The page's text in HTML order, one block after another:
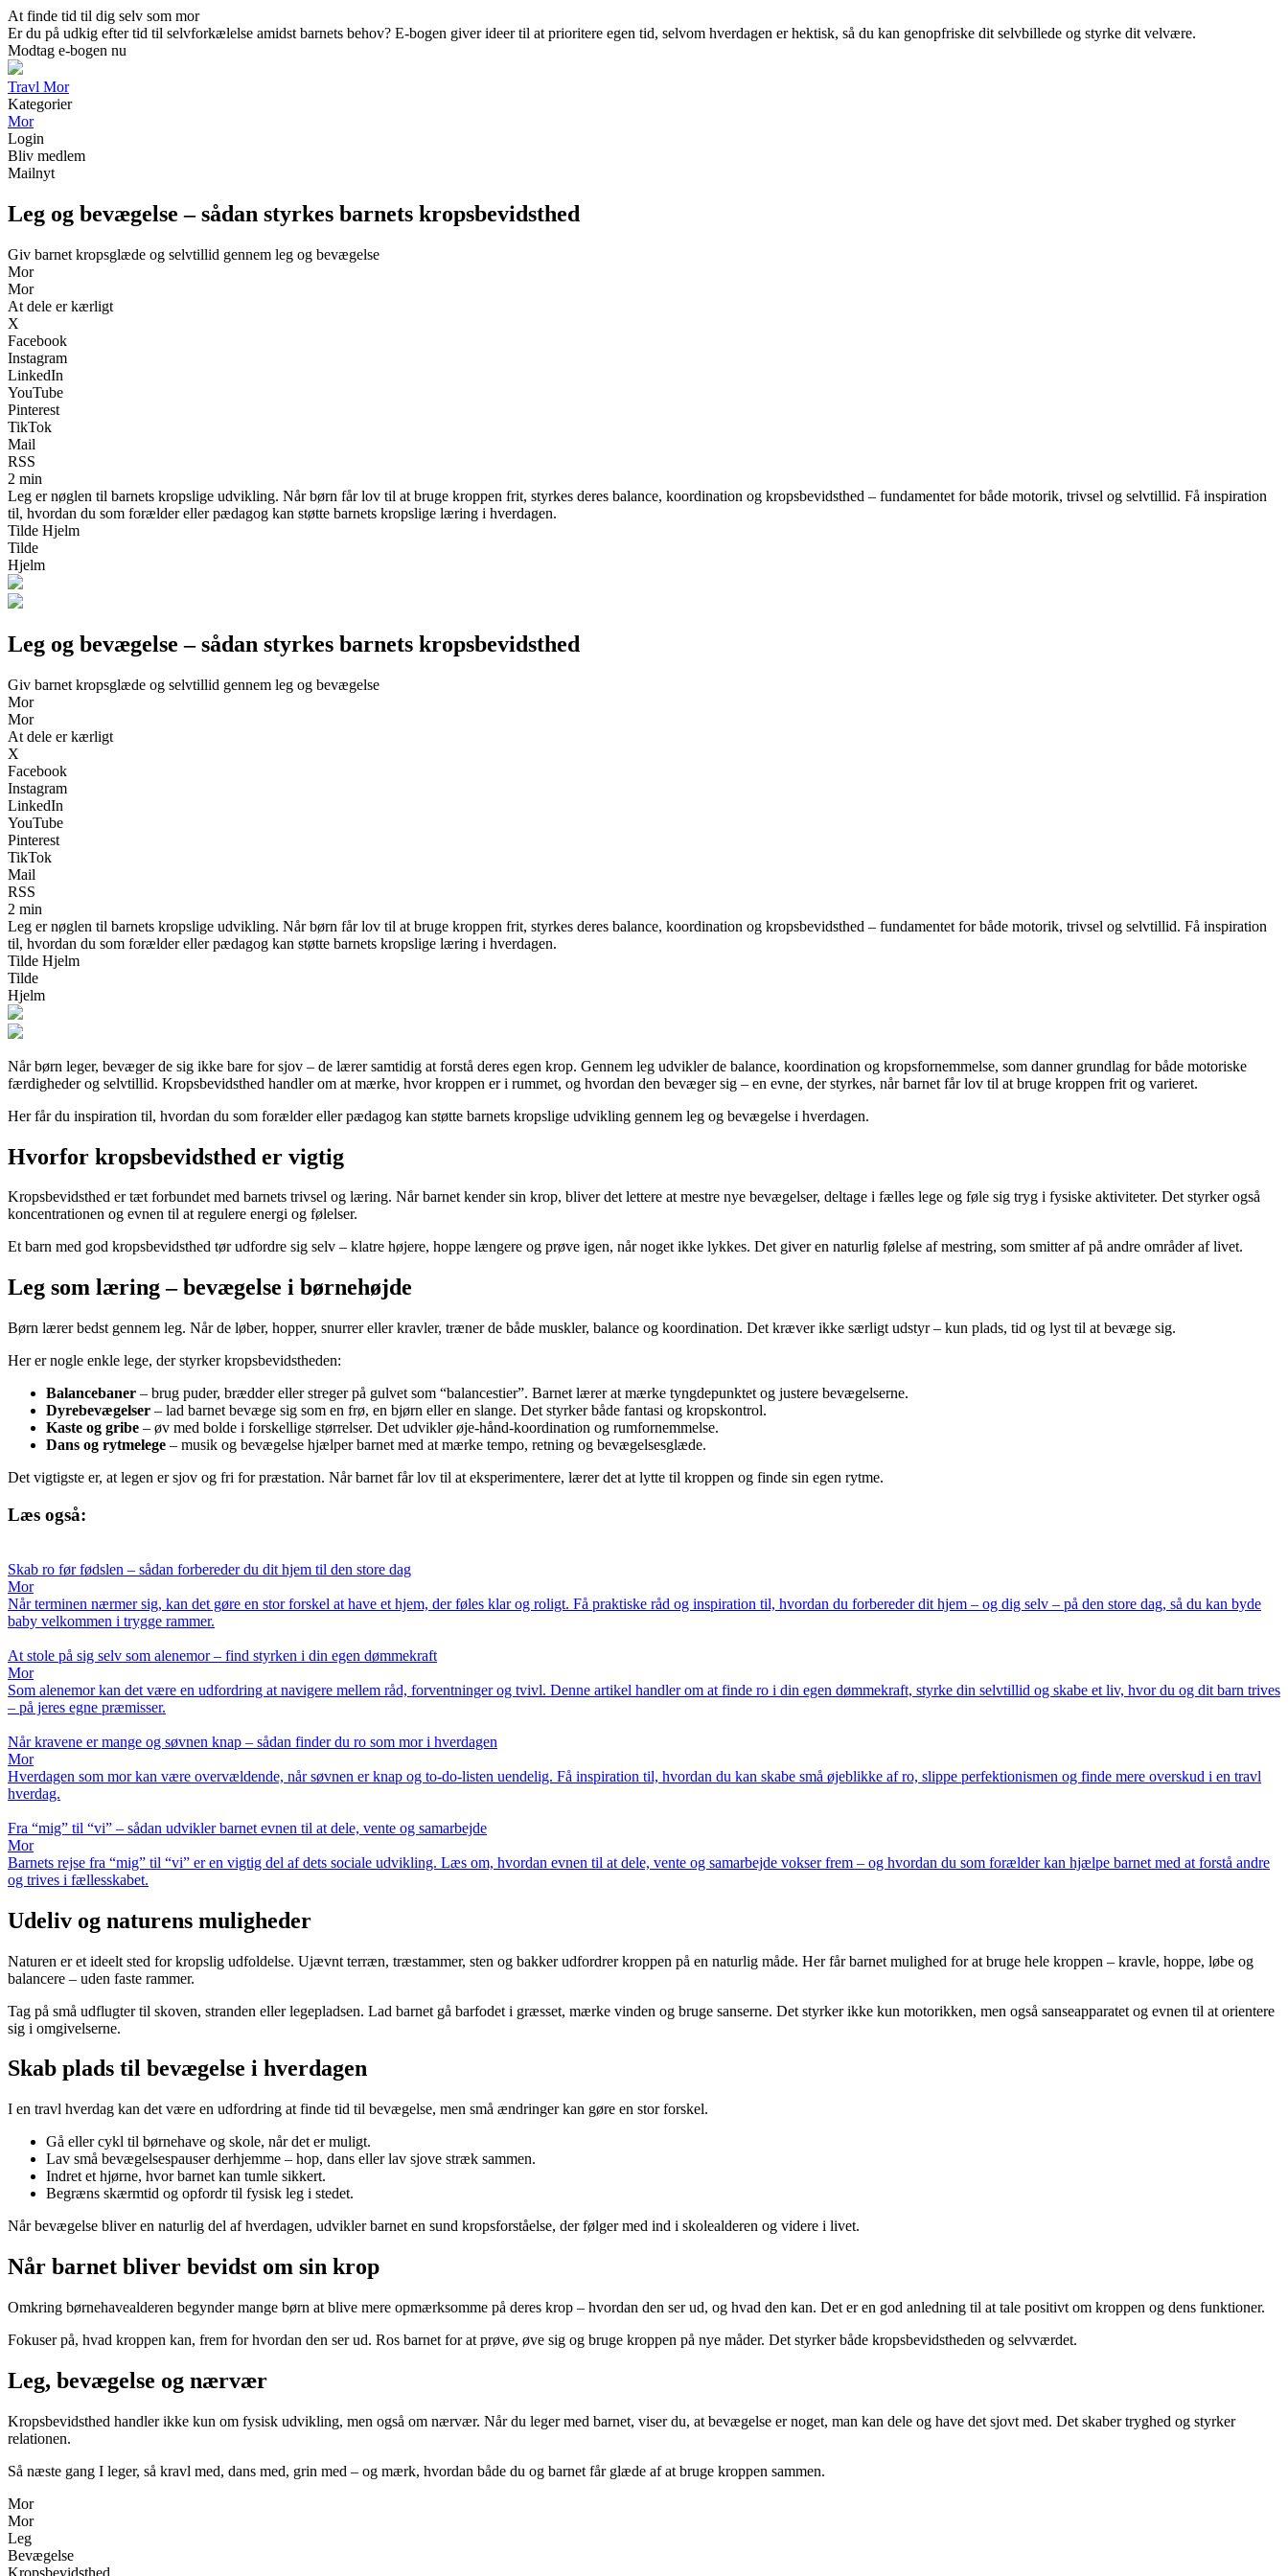
At finde tid til dig selv som mor
Er du på udkig efter tid til selvforkælelse amidst barnets behov? E-bogen giver ideer til at prioritere egen tid, selvom hverdagen er hektisk, så du kan genopfriske dit selvbillede og styrke dit velvære.
Modtag e-bogen nu
Travl Mor
Kategorier
Mor
Login
Bliv medlem
Mailnyt
Leg og bevægelse – sådan styrkes barnets kropsbevidsthed
Giv barnet kropsglæde og selvtillid gennem leg og bevægelse
Mor
Mor
At dele er kærligt
X
Facebook
Instagram
LinkedIn
YouTube
Pinterest
TikTok
Mail
RSS
2 min
Leg er nøglen til barnets kropslige udvikling. Når børn får lov til at bruge kroppen frit, styrkes deres balance, koordination og kropsbevidsthed – fundamentet for både motorik, trivsel og selvtillid. Få inspiration
til, hvordan du som forælder eller pædagog kan støtte barnets kropslige læring i hverdagen.
Tilde Hjelm
Tilde
Hjelm
Leg og bevægelse – sådan styrkes barnets kropsbevidsthed
Giv barnet kropsglæde og selvtillid gennem leg og bevægelse
Mor
Mor
At dele er kærligt
X
Facebook
Instagram
LinkedIn
YouTube
Pinterest
TikTok
Mail
RSS
2 min
Leg er nøglen til barnets kropslige udvikling. Når børn får lov til at bruge kroppen frit, styrkes deres balance, koordination og kropsbevidsthed – fundamentet for både motorik, trivsel og selvtillid. Få inspiration
til, hvordan du som forælder eller pædagog kan støtte barnets kropslige læring i hverdagen.
Tilde Hjelm
Tilde
Hjelm
Når børn leger, bevæger de sig ikke bare for sjov – de lærer samtidig at forstå deres egen krop. Gennem leg udvikler de balance, koordination og kropsfornemmelse, som danner grundlag for både motoriske
færdigheder og selvtillid. Kropsbevidsthed handler om at mærke, hvor kroppen er i rummet, og hvordan den bevæger sig – en evne, der styrkes, når barnet får lov til at bruge kroppen frit og varieret.
Her får du inspiration til, hvordan du som forælder eller pædagog kan støtte barnets kropslige udvikling gennem leg og bevægelse i hverdagen.
Hvorfor kropsbevidsthed er vigtig
Kropsbevidsthed er tæt forbundet med barnets trivsel og læring. Når barnet kender sin krop, bliver det lettere at mestre nye bevægelser, deltage i fælles lege og føle sig tryg i fysiske aktiviteter. Det styrker også
koncentrationen og evnen til at regulere energi og følelser.
Et barn med god kropsbevidsthed tør udfordre sig selv – klatre højere, hoppe længere og prøve igen, når noget ikke lykkes. Det giver en naturlig følelse af mestring, som smitter af på andre områder af livet.
Leg som læring – bevægelse i børnehøjde
Børn lærer bedst gennem leg. Når de løber, hopper, snurrer eller kravler, træner de både muskler, balance og koordination. Det kræver ikke særligt udstyr – kun plads, tid og lyst til at bevæge sig.
Her er nogle enkle lege, der styrker kropsbevidstheden:
Balancebaner – brug puder, brædder eller streger på gulvet som “balancestier”. Barnet lærer at mærke tyngdepunktet og justere bevægelserne.
Dyrebevægelser – lad barnet bevæge sig som en frø, en bjørn eller en slange. Det styrker både fantasi og kropskontrol.
Kaste og gribe – øv med bolde i forskellige størrelser. Det udvikler øje-hånd-koordination og rumfornemmelse.
Dans og rytmelege – musik og bevægelse hjælper barnet med at mærke tempo, retning og bevægelsesglæde.
Det vigtigste er, at legen er sjov og fri for præstation. Når barnet får lov til at eksperimentere, lærer det at lytte til kroppen og finde sin egen rytme.
Læs også:
Skab ro før fødslen – sådan forbereder du dit hjem til den store dag
Mor
Når terminen nærmer sig, kan det gøre en stor forskel at have et hjem, der føles klar og roligt. Få praktiske råd og inspiration til, hvordan du forbereder dit hjem – og dig selv – på den store dag, så du kan byde
baby velkommen i trygge rammer.
At stole på sig selv som alenemor – find styrken i din egen dømmekraft
Mor
Som alenemor kan det være en udfordring at navigere mellem råd, forventninger og tvivl. Denne artikel handler om at finde ro i din egen dømmekraft, styrke din selvtillid og skabe et liv, hvor du og dit barn trives
– på jeres egne præmisser.
Når kravene er mange og søvnen knap – sådan finder du ro som mor i hverdagen
Mor
Hverdagen som mor kan være overvældende, når søvnen er knap og to-do-listen uendelig. Få inspiration til, hvordan du kan skabe små øjeblikke af ro, slippe perfektionismen og finde mere overskud i en travl
hverdag.
Fra “mig” til “vi” – sådan udvikler barnet evnen til at dele, vente og samarbejde
Mor
Barnets rejse fra “mig” til “vi” er en vigtig del af dets sociale udvikling. Læs om, hvordan evnen til at dele, vente og samarbejde vokser frem – og hvordan du som forælder kan hjælpe barnet med at forstå andre
og trives i fællesskabet.
Udeliv og naturens muligheder
Naturen er et ideelt sted for kropslig udfoldelse. Ujævnt terræn, træstammer, sten og bakker udfordrer kroppen på en naturlig måde. Her får barnet mulighed for at bruge hele kroppen – kravle, hoppe, løbe og
balancere – uden faste rammer.
Tag på små udflugter til skoven, stranden eller legepladsen. Lad barnet gå barfodet i græsset, mærke vinden og bruge sanserne. Det styrker ikke kun motorikken, men også sanseapparatet og evnen til at orientere
sig i omgivelserne.
Skab plads til bevægelse i hverdagen
I en travl hverdag kan det være en udfordring at finde tid til bevægelse, men små ændringer kan gøre en stor forskel.
Gå eller cykl til børnehave og skole, når det er muligt.
Lav små bevægelsespauser derhjemme – hop, dans eller lav sjove stræk sammen.
Indret et hjørne, hvor barnet kan tumle sikkert.
Begræns skærmtid og opfordr til fysisk leg i stedet.
Når bevægelse bliver en naturlig del af hverdagen, udvikler barnet en sund kropsforståelse, der følger med ind i skolealderen og videre i livet.
Når barnet bliver bevidst om sin krop
Omkring børnehavealderen begynder mange børn at blive mere opmærksomme på deres krop – hvordan den ser ud, og hvad den kan. Det er en god anledning til at tale positivt om kroppen og dens funktioner.
Fokuser på, hvad kroppen kan, frem for hvordan den ser ud. Ros barnet for at prøve, øve sig og bruge kroppen på nye måder. Det styrker både kropsbevidstheden og selvværdet.
Leg, bevægelse og nærvær
Kropsbevidsthed handler ikke kun om fysisk udvikling, men også om nærvær. Når du leger med barnet, viser du, at bevægelse er noget, man kan dele og have det sjovt med. Det skaber tryghed og styrker
relationen.
Så næste gang I leger, så kravl med, dans med, grin med – og mærk, hvordan både du og barnet får glæde af at bruge kroppen sammen.
Mor
Mor
Leg
Bevægelse
Kropsbevidsthed